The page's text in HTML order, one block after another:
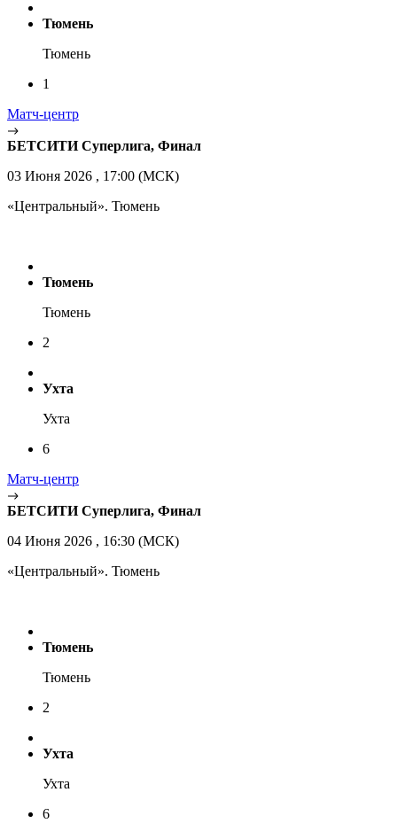
Тюмень
Тюмень
1
Матч-центр
БЕТСИТИ Суперлига, Финал
03 Июня 2026 , 17:00 (МСК)
«Центральный». Тюмень
Тюмень
Тюмень
2
Ухта
Ухта
6
Матч-центр
БЕТСИТИ Суперлига, Финал
04 Июня 2026 , 16:30 (МСК)
«Центральный». Тюмень
Тюмень
Тюмень
2
Ухта
Ухта
6